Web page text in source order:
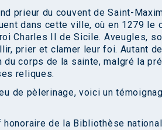
prieur du couvent de Saint-
dans cette ville, où en 1279 le
Charles II de Sicile. Aveugles,
prier et clamer leur foi. Autant
corps de la sainte, malgré la
reliques.
de pèlerinage, voici un
de la Bibliothèse